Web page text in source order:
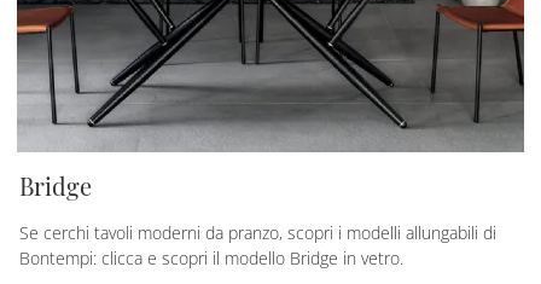
Bridge
Se cerchi tavoli moderni da pranzo, scopri i modelli allungabili di
Bontempi: clicca e scopri il modello Bridge in vetro.